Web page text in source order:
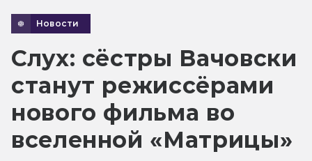
Новости
Слух: сёстры Вачовски
станут режиссёрами
нового фильма во
вселенной «Матрицы»